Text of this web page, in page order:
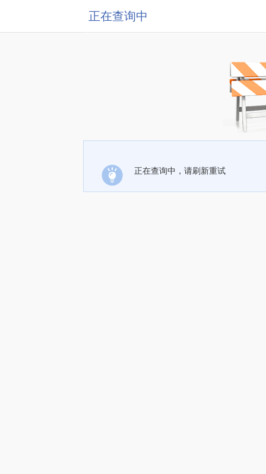
正在查询中
正在查询中，请刷新重试